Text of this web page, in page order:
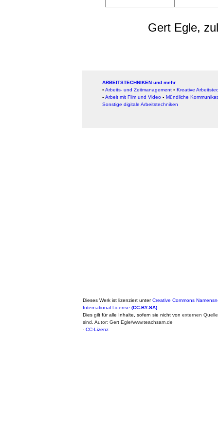
Gert Egle,
ARBEITSTECHNIKEN und mehr
▪ Arbeits- und Zeitmanagement ▪ Kreative
▪ Arbeit mit Film und Video ▪ Mündliche
Sonstige digitale Arbeitstechniken
Dieses Werk ist lizenziert unterCreative Commons
International License (CC-BY-SA)
Dies gilt für alle Inhalte, sofern sie nicht von externen
sind. Autor: Gert Egle/www.teachsam.de
- CC-Lizenz